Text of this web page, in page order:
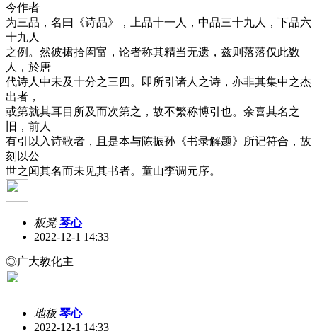
今作者
为三品，名曰《诗品》，上品十一人，中品三十九人，下品六
十九人
之例。然彼捃拾闳富，论者称其精当无遗，兹则落落仅此数
人，於唐
代诗人中未及十分之三四。即所引诸人之诗，亦非其集中之杰
出者，
或第就其耳目所及而次第之，故不繁称博引也。余喜其名之
旧，前人
有引以入诗歌者，且是本与陈振孙《书录解题》所记符合，故
刻以公
世之闻其名而未见其书者。童山李调元序。
板凳 琴心
2022-12-1 14:33
◎广大教化主
地板 琴心
2022-12-1 14:33